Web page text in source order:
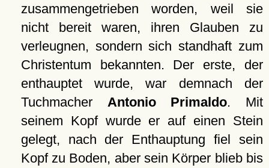
zusammengetrieben worden, weil sie
nicht bereit waren, ihren Glauben zu
verleugnen, sondern sich standhaft zum
Christentum bekannten. Der erste, der
enthauptet wurde, war demnach der
Tuchmacher Antonio Primaldo. Mit
seinem Kopf wurde er auf einen Stein
gelegt, nach der Enthauptung fiel sein
Kopf zu Boden, aber sein Körper blieb bis